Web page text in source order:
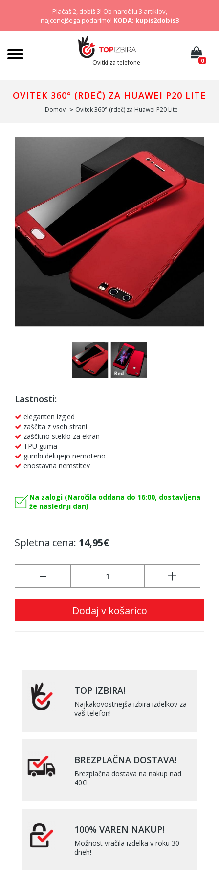
Plačaš 2, dobiš 3! Ob naročilu 3 artiklov,
najcenejšega podarimo! KODA: kupis2dobis3
Ovitki za telefone 0
OVITEK 360° (RDEČ) ZA HUAWEI P20 LITE
Domov Ovitek 360° (rdeč) za Huawei P20 Lite
Lastnosti:
eleganten izgled
zaščita z vseh strani
zaščitno steklo za ekran
TPU guma
gumbi delujejo nemoteno
enostavna nemstitev
Na zalogi (Naročila oddana do 16:00, dostavljena
že naslednji dan)
Spletna cena: 14,95€
- +
Dodaj v košarico
TOP IZBIRA!
Najkakovostnejša izbira izdelkov za
vaš telefon!
BREZPLAČNA DOSTAVA!
Brezplačna dostava na nakup nad
40€!
100% VAREN NAKUP!
Možnost vračila izdelka v roku 30
dneh!